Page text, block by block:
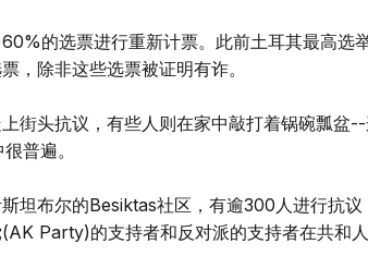
的选票进行重新计票。此前土耳其最高选
，除非这些选票被证明有诈。
街头抗议，有些人则在家中敲打着锅碗瓢盆
普遍。
坦布尔的Besiktas社区，有逾300人进行抗
Party)的支持者和反对派的支持者在共和